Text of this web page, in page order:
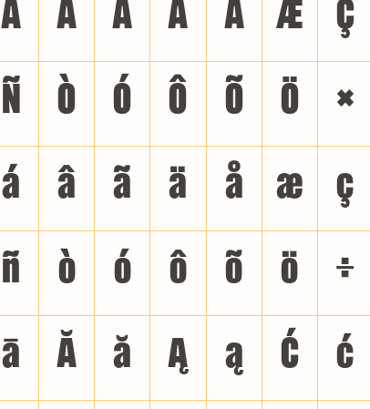
Á Â Ã Ä Å Æ Ç
Ñ Ò Ó Ô Õ Ö ×
á â ã ä å æ ç
ñ ò ó ô õ ö ÷
ā Ă ă Ą ą Ć ć